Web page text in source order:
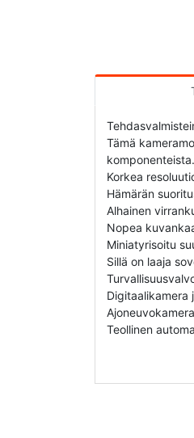
Tämä
komponenteista.
Korkea
Hämärän
Alhainen
Nopea
Miniatyrisoitu
Sillä on laaja
Digitaalikamera
Teollinen